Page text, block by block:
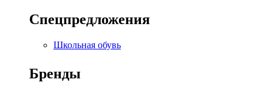
Спецпредложения
Школьная обувь
Бренды